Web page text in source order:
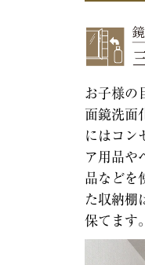
お子様の
面鏡洗面
にはコン
ア用品や
品などを
た収納棚
保てます。